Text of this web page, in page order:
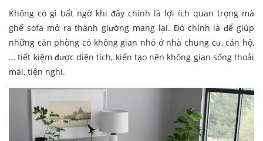
Không có gì bất ngờ khi đây chính là lợi ích quan trọng mà
ghế sofa mở ra thành giường mang lại. Đó chính là để giúp
những căn phòng có không gian nhỏ ở nhà chung cư, căn hộ,
… tiết kiệm được diện tích, kiến tạo nên không gian sống thoải
mái, tiện nghi.